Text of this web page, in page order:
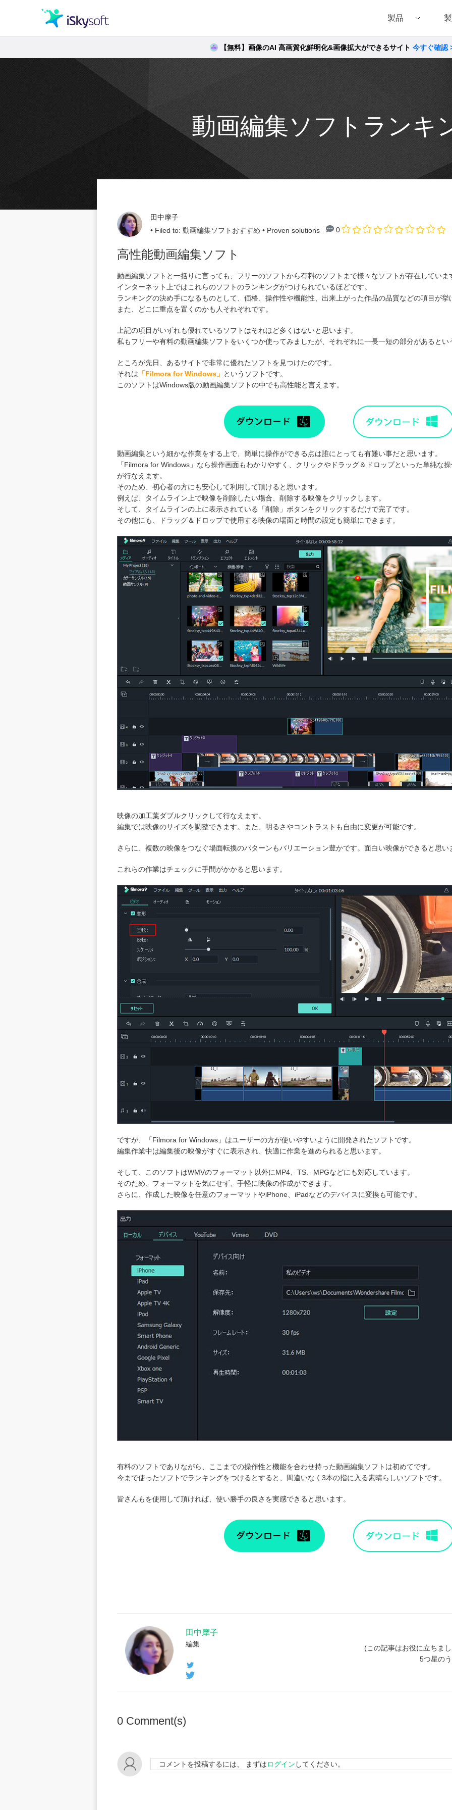
製品
クリエイティビティ
オフィス効率化
ユーティリティ
Filmora（フィモーラ）
• Filmora for Windows
• Filmora for Mac
UniConverter(スーパーメディア変
• UniConverter for Windows
• UniConverter for Mac
•
【無料】画像のAI 高画質化鮮明化&画像拡大ができるサイト 今すぐ確認
動画編集ソフトランキ
田中摩子
• Filed to: 動画編集ソフトおすすめ • Proven solutions 0
高性能動画編集ソフト
動画編集ソフトと一括りに言っても、フリーのソフトから有料のソフトまで様々なソフトが存在していま
インターネット上ではこれらのソフトのランキングがつけられているほどです。
ランキングの決め手になるものとして、価格、操作性や機能性、出来上がった作品の品質などの項目が挙
また、どこに重点を置くのかも人それぞれです。
上記の項目がいずれも優れているソフトはそれほど多くはないと思います。
私もフリーや有料の動画編集ソフトをいくつか使ってみましたが、それぞれに一長一短の部分があるとい
ところが先日、あるサイトで非常に優れたソフトを見つけたのです。
それは 「Filmora for Windows」 というソフトです。
このソフトはWindows版の動画編集ソフトの中でも高性能と言えます。
動画編集という細かな作業をする上で、簡単に操作ができる点は誰にとっても有難い事だと思います。
「Filmora for Windows」なら操作画面もわかりやすく、クリックやドラッグ＆ドロップといった単純な
が行なえます。
そのため、初心者の方にも安心して利用して頂けると思います。
例えば、タイムライン上で映像を削除したい場合、削除する映像をクリックします。
そして、タイムラインの上に表示されている「削除」ボタンをクリックするだけで完了です。
その他にも、ドラッグ＆ドロップで使用する映像の場面と時間の設定も簡単にできます。
映像の加工葉ダブルクリックして行なえます。
編集では映像のサイズを調整できます。また、明るさやコントラストも自由に変更が可能です。
さらに、複数の映像をつなぐ場面転換のパターンもバリエーション豊かです。面白い映像ができると思い
これらの作業はチェックに手間がかかると思います。
ですが、「Filmora for Windows」はユーザーの方が使いやすいように開発されたソフトです。
編集作業中は編集後の映像がすぐに表示され、快適に作業を進められると思います。
そして、このソフトはWMVのフォーマット以外にMP4、TS、MPGなどにも対応しています。
そのため、フォーマットを気にせず、手軽に映像の作成ができます。
さらに、作成した映像を任意のフォーマットやiPhone、iPadなどのデバイスに変換も可能です。
有料のソフトでありながら、ここまでの操作性と機能を合わせ持った動画編集ソフトは初めてです。
今まで使ったソフトでランキングをつけるとすると、間違いなく3本の指に入る素晴らしいソフトです。
皆さんもを使用して頂ければ、使い勝手の良さを実感できると思います。
田中摩子
編集
(この記事はお役に立ちま
5つ星の
0 Comment(s)
コメントを投稿するには、 まずはログイン してください。